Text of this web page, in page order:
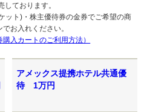
ております。
ット)・株主優待券の金券でご希望の商
お入れください。
入カートのご利用方法）
アメックス提携ホテル共通優
待 1万円